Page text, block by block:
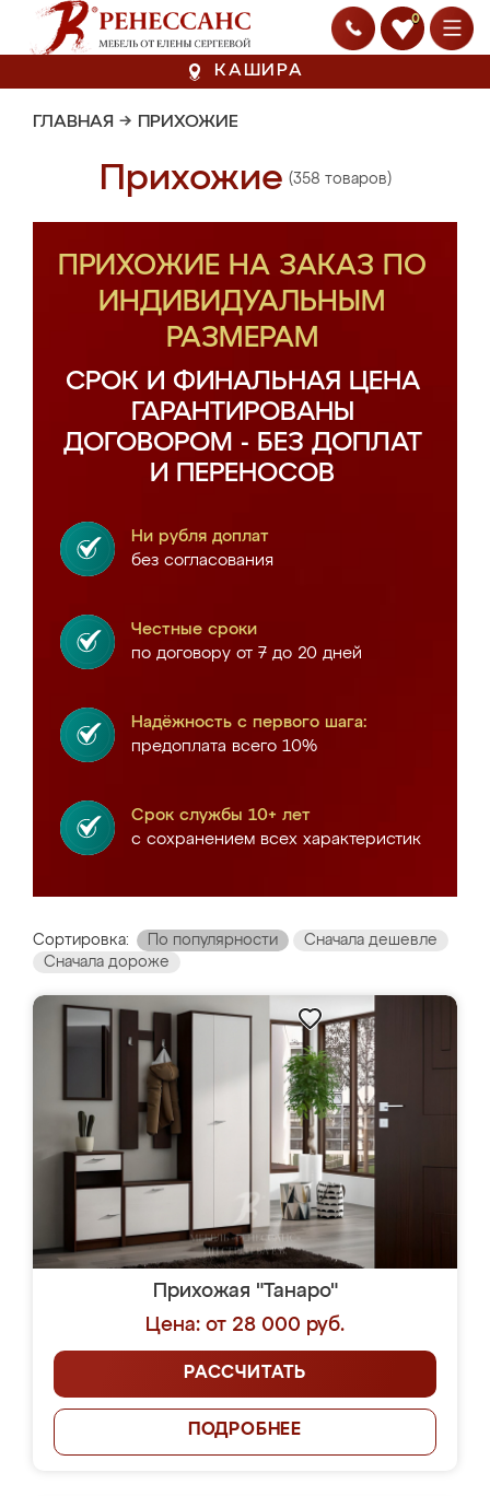
0
КАШИРА
ГЛАВНАЯ → ПРИХОЖИЕ
Прихожие (358 товаров)
ПРИХОЖИЕ НА ЗАКАЗ ПО
ИНДИВИДУАЛЬНЫМ
РАЗМЕРАМ
СРОК И ФИНАЛЬНАЯ ЦЕНА
ГАРАНТИРОВАНЫ
ДОГОВОРОМ - БЕЗ ДОПЛАТ
И ПЕРЕНОСОВ
Ни рубля доплат
без согласования
Честные сроки
по договору от 7 до 20 дней
Надёжность с первого шага:
предоплата всего 10%
Срок службы 10+ лет
с сохранением всех характеристик
Сортировка: По популярности
Сначала дешевле
Сначала дороже
Прихожая "Танаро"
Цена: от 28 000 руб.
РАССЧИТАТЬ
ПОДРОБНЕЕ